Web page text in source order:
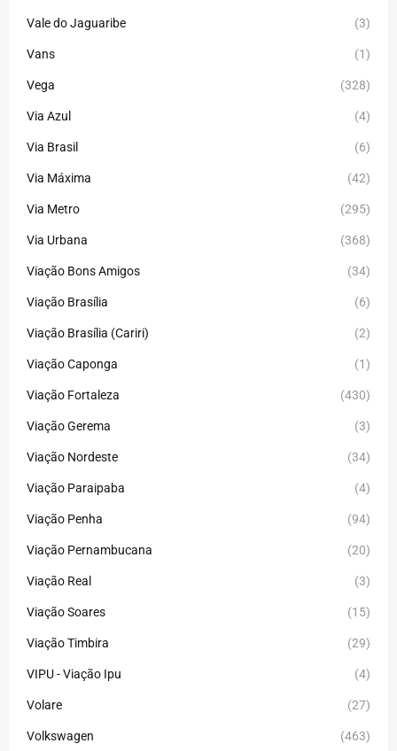
Vale do Jaguaribe (3)
Vans (1)
Vega (328)
Via Azul (4)
Via Brasil (6)
Via Máxima (42)
Via Metro (295)
Via Urbana (368)
Viação Bons Amigos (34)
Viação Brasília (6)
Viação Brasília (Cariri) (2)
Viação Caponga (1)
Viação Fortaleza (430)
Viação Gerema (3)
Viação Nordeste (34)
Viação Paraipaba (4)
Viação Penha (94)
Viação Pernambucana (20)
Viação Real (3)
Viação Soares (15)
Viação Timbira (29)
VIPU - Viação Ipu (4)
Volare (27)
Volkswagen (463)